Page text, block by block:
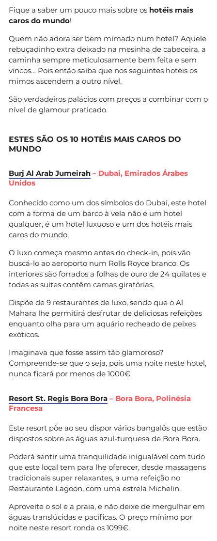
Fique a saber um pouco mais sobre os hotéis mais
caros do mundo!
Quem não adora ser bem mimado num hotel? Aquele
rebuçadinho extra deixado na mesinha de cabeceira, a
caminha sempre meticulosamente bem feita e sem
vincos… Pois então saiba que nos seguintes hotéis os
mimos ascendem a outro nível.
São verdadeiros palácios com preços a combinar com o
nível de glamour praticado.
ESTES SÃO OS 10 HOTÉIS MAIS CAROS DO
MUNDO
Burj Al Arab Jumeirah – Dubai, Emirados Árabes
Unidos
Conhecido como um dos símbolos do Dubai, este hotel
com a forma de um barco à vela não é um hotel
qualquer, é um hotel luxuoso e um dos hotéis mais
caros do mundo.
O luxo começa mesmo antes do check-in, pois vão
buscá-lo ao aeroporto num Rolls Royce branco. Os
interiores são forrados a folhas de ouro de 24 quilates e
todas as suites contêm camas giratórias.
Dispõe de 9 restaurantes de luxo, sendo que o Al
Mahara lhe permitirá desfrutar de deliciosas refeições
enquanto olha para um aquário recheado de peixes
exóticos.
Imaginava que fosse assim tão glamoroso?
Compreende-se que o seja, pois uma noite neste hotel,
nunca ficará por menos de 1000‎€.
Resort St. Regis Bora Bora – Bora Bora, Polinésia
Francesa
Este resort põe ao seu dispor vários bangalôs que estão
dispostos sobre as águas azul-turquesa de Bora Bora.
Poderá sentir uma tranquilidade inigualável com tudo
que este local tem para lhe oferecer, desde massagens
tradicionais super relaxantes, a uma refeição no
Restaurante Lagoon, com uma estrela Michelin.
Aproveite o sol e a praia, e não deixe de mergulhar em
águas translúcidas e pacíficas. O preço mínimo por
noite neste resort ronda os 1099‎€.